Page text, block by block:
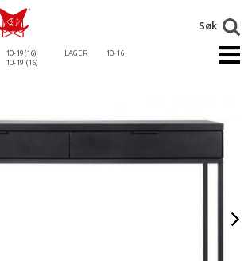
10-19(16) LAGER
10-16
10-19 (16)
Søk